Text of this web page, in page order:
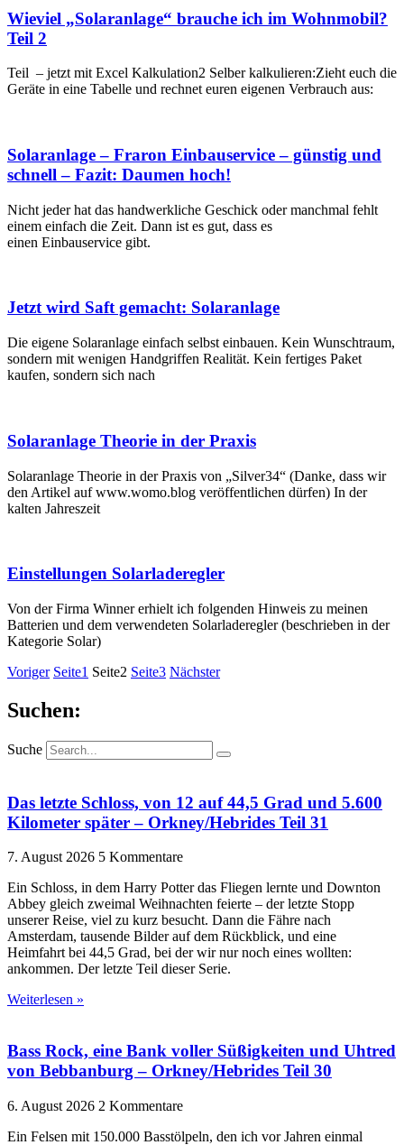
Wieviel „Solaranlage“ brauche ich im Wohnmobil?
Teil 2
Teil – jetzt mit Excel Kalkulation2 Selber kalkulieren:Zieht euch die
Geräte in eine Tabelle und rechnet euren eigenen Verbrauch aus:
Solaranlage – Fraron Einbauservice – günstig und
schnell – Fazit: Daumen hoch!
Nicht jeder hat das handwerkliche Geschick oder manchmal fehlt
einem einfach die Zeit. Dann ist es gut, dass es
einen Einbauservice gibt.
Jetzt wird Saft gemacht: Solaranlage
Die eigene Solaranlage einfach selbst einbauen. Kein Wunschtraum,
sondern mit wenigen Handgriffen Realität. Kein fertiges Paket
kaufen, sondern sich nach
Solaranlage Theorie in der Praxis
Solaranlage Theorie in der Praxis von „Silver34“ (Danke, dass wir
den Artikel auf www.womo.blog veröffentlichen dürfen) In der
kalten Jahreszeit
Einstellungen Solarladeregler
Von der Firma Winner erhielt ich folgenden Hinweis zu meinen
Batterien und dem verwendeten Solarladeregler (beschrieben in der
Kategorie Solar)
Voriger Seite1 Seite2 Seite3 Nächster
Suchen:
Suche
Das letzte Schloss, von 12 auf 44,5 Grad und 5.600
Kilometer später – Orkney/Hebrides Teil 31
7. August 2026 5 Kommentare
Ein Schloss, in dem Harry Potter das Fliegen lernte und Downton
Abbey gleich zweimal Weihnachten feierte – der letzte Stopp
unserer Reise, viel zu kurz besucht. Dann die Fähre nach
Amsterdam, tausende Bilder auf dem Rückblick, und eine
Heimfahrt bei 44,5 Grad, bei der wir nur noch eines wollten:
ankommen. Der letzte Teil dieser Serie.
Weiterlesen »
Bass Rock, eine Bank voller Süßigkeiten und Uhtred
von Bebbanburg – Orkney/Hebrides Teil 30
6. August 2026 2 Kommentare
Ein Felsen mit 150.000 Basstölpeln, den ich vor Jahren einmal